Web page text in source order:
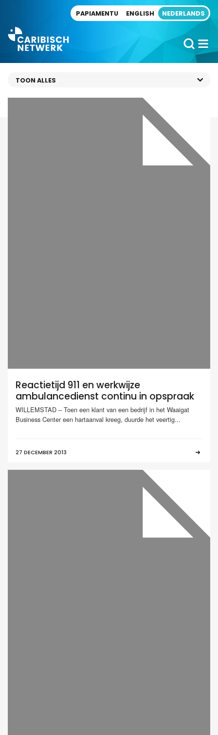
PAPIAMENTU ENGLISH NEDERLANDS
Reactietijd 911 en werkwijze
ambulancedienst continu in opspraak
WILLEMSTAD – Toen een klant van een bedrijf in het Waaigat
Business Center een hartaanval kreeg, duurde het veertig...
27 DECEMBER 2013